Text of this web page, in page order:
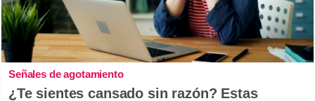
Señales de agotamiento
¿Te sientes cansado sin razón? Estas